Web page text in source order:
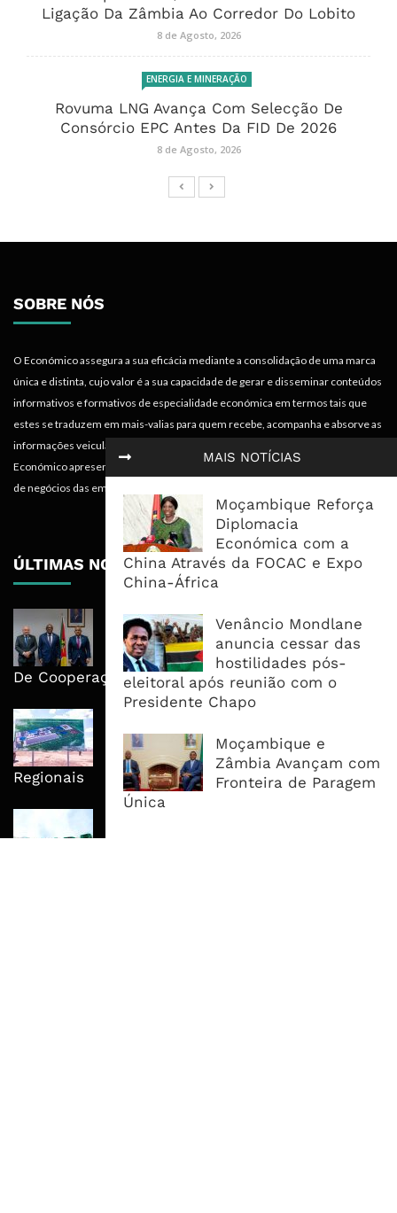
MAIS NOTÍCIAS
Moçambique Reforça
Diplomacia
Económica com a
China Através da FOCAC e Expo
China-África
Venâncio Mondlane
anuncia cessar das
hostilidades pós-
eleitoral após reunião com o
Presidente Chapo
Moçambique e
Zâmbia Avançam com
Fronteira de Paragem
Única
Ligação Da Zâmbia Ao Corredor Do Lobito
8 de Agosto, 2026
ENERGIA E MINERAÇÃO
Rovuma LNG Avança Com Selecção De
Consórcio EPC Antes Da FID De 2026
8 de Agosto, 2026
SOBRE NÓS
O Económico assegura a sua eficácia mediante a consolidação de uma marca
única e distinta, cujo valor é a sua capacidade de gerar e disseminar conteúdos
informativos e formativos de especialidade económica em termos tais que
estes se traduzem em mais-valias para quem recebe, acompanha e absorve as
informações veiculadas nos diferentes meios do projecto. Portanto, o
Económico apresenta valências importantes para os objectivos institucionais e
de negócios das empresas.
ÚLTIMAS NOTÍCIAS
Moçambique E ECA Colocam
Emprego, Industrialização E
Execução No Centro Da Nova Agenda
De Cooperação
Moçambique No Caminho Da Auto-
Suficiência E Das Exportações
Regionais